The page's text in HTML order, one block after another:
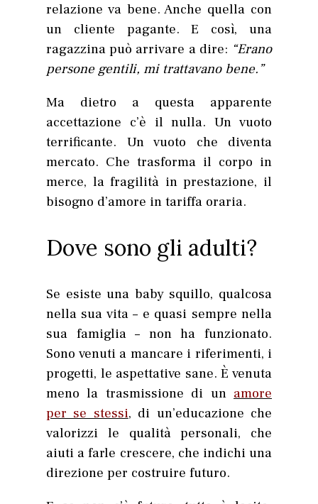
relazione va bene. Anche quella con
un cliente pagante. E così, una
ragazzina può arrivare a dire: “Erano
persone gentili, mi trattavano bene.”
Ma dietro a questa apparente
accettazione c’è il nulla. Un vuoto
terrificante. Un vuoto che diventa
mercato. Che trasforma il corpo in
merce, la fragilità in prestazione, il
bisogno d’amore in tariffa oraria.
Dove sono gli adulti?
Se esiste una baby squillo, qualcosa
nella sua vita – e quasi sempre nella
sua famiglia – non ha funzionato.
Sono venuti a mancare i riferimenti, i
progetti, le aspettative sane. È venuta
meno la trasmissione di un amore
per se stessi, di un’educazione che
valorizzi le qualità personali, che
aiuti a farle crescere, che indichi una
direzione per costruire futuro.